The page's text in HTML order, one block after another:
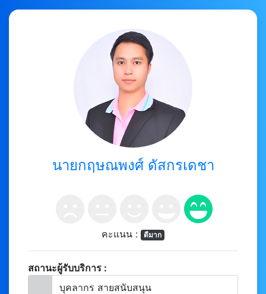
นายกฤษณพงศ์ ดัสกรเดชา
คะแนน : ดีมาก
สถานะผู้รับบริการ :
บุคลากร สายสนับสนุน